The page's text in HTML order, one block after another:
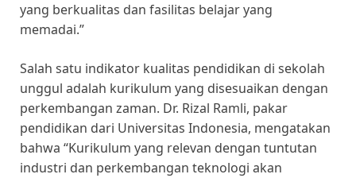
yang berkualitas dan fasilitas belajar yang
memadai.”
Salah satu indikator kualitas pendidikan di sekolah
unggul adalah kurikulum yang disesuaikan dengan
perkembangan zaman. Dr. Rizal Ramli, pakar
pendidikan dari Universitas Indonesia, mengatakan
bahwa “Kurikulum yang relevan dengan tuntutan
industri dan perkembangan teknologi akan